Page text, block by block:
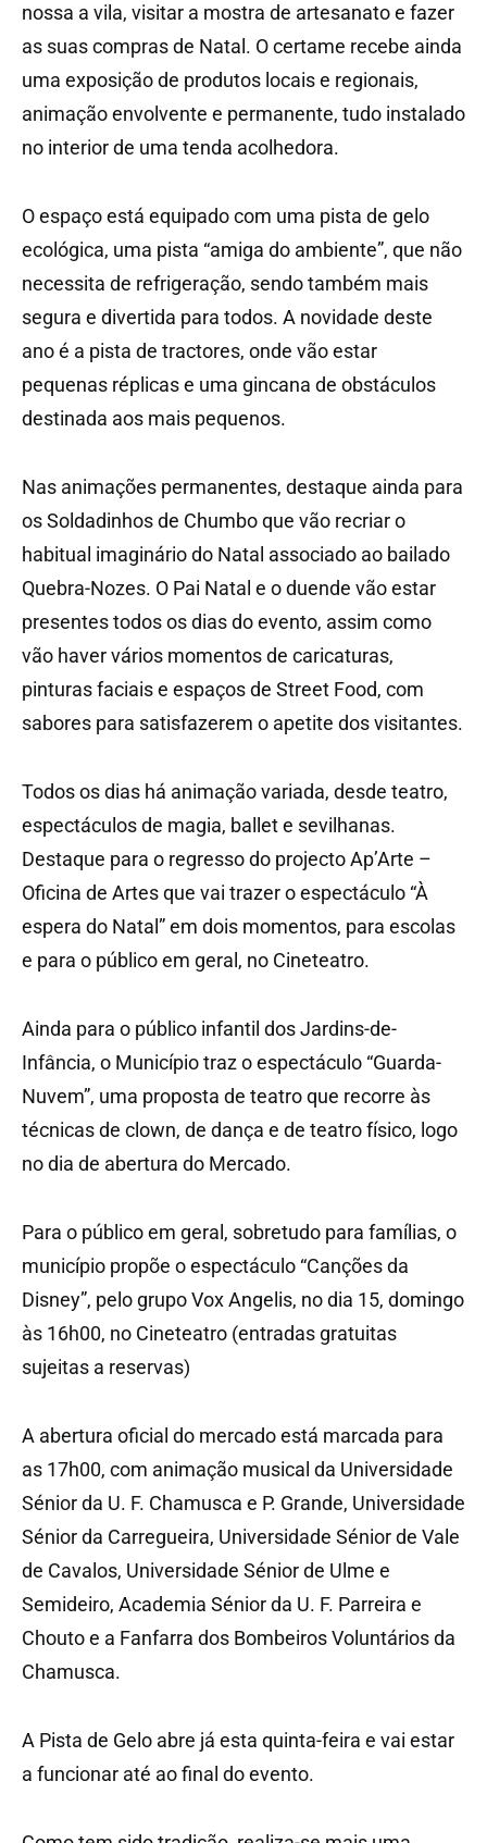
nossa a vila, visitar a mostra de artesanato e fazer
as suas compras de Natal. O certame recebe ainda
uma exposição de produtos locais e regionais,
animação envolvente e permanente, tudo instalado
no interior de uma tenda acolhedora.
O espaço está equipado com uma pista de gelo
ecológica, uma pista “amiga do ambiente”, que não
necessita de refrigeração, sendo também mais
segura e divertida para todos. A novidade deste
ano é a pista de tractores, onde vão estar
pequenas réplicas e uma gincana de obstáculos
destinada aos mais pequenos.
Nas animações permanentes, destaque ainda para
os Soldadinhos de Chumbo que vão recriar o
habitual imaginário do Natal associado ao bailado
Quebra-Nozes. O Pai Natal e o duende vão estar
presentes todos os dias do evento, assim como
vão haver vários momentos de caricaturas,
pinturas faciais e espaços de Street Food, com
sabores para satisfazerem o apetite dos visitantes.
Todos os dias há animação variada, desde teatro,
espectáculos de magia, ballet e sevilhanas.
Destaque para o regresso do projecto Ap’Arte –
Oficina de Artes que vai trazer o espectáculo “À
espera do Natal” em dois momentos, para escolas
e para o público em geral, no Cineteatro.
Ainda para o público infantil dos Jardins-de-
Infância, o Município traz o espectáculo “Guarda-
Nuvem”, uma proposta de teatro que recorre às
técnicas de clown, de dança e de teatro físico, logo
no dia de abertura do Mercado.
Para o público em geral, sobretudo para famílias, o
município propõe o espectáculo “Canções da
Disney”, pelo grupo Vox Angelis, no dia 15, domingo
às 16h00, no Cineteatro (entradas gratuitas
sujeitas a reservas)
A abertura oficial do mercado está marcada para
as 17h00, com animação musical da Universidade
Sénior da U. F. Chamusca e P. Grande, Universidade
Sénior da Carregueira, Universidade Sénior de Vale
de Cavalos, Universidade Sénior de Ulme e
Semideiro, Academia Sénior da U. F. Parreira e
Chouto e a Fanfarra dos Bombeiros Voluntários da
Chamusca.
A Pista de Gelo abre já esta quinta-feira e vai estar
a funcionar até ao final do evento.